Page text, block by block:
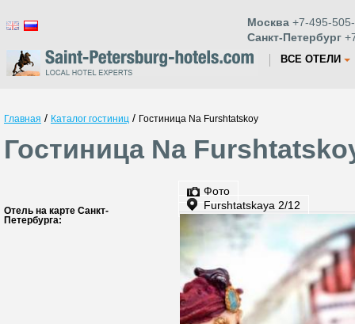
Москва +7-495-
Санкт-Петербург
ВСЕ ОТЕЛИ
Главная / Каталог гостиниц / Гостиница Na Furshtatskoy
Гостиница Na
Отель на карте Санкт-
Петербурга:
Фото
Furshtatskaya 2/12